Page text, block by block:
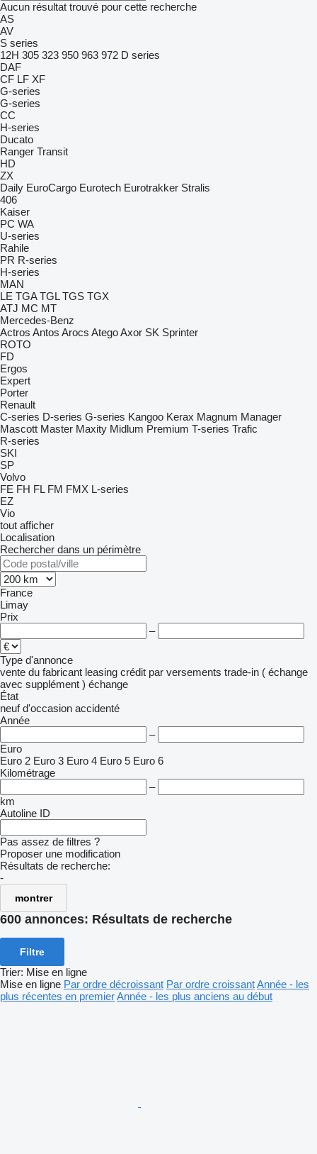
Aucun résultat trouvé pour cette recherche
AS
AV
S series
12H 305 323 950 963 972 D series
DAF
CF LF XF
G-series
G-series
CC
H-series
Ducato
Ranger Transit
HD
ZX
Daily EuroCargo Eurotech Eurotrakker Stralis
406
Kaiser
PC WA
U-series
Rahile
PR R-series
H-series
MAN
LE TGA TGL TGS TGX
ATJ MC MT
Mercedes-Benz
Actros Antos Arocs AtegoAxor SK Sprinter
ROTO
FD
Ergos
Expert
Porter
Renault
C-series D-series G-series Kangoo Kerax Magnum Manager
Mascott Master Maxity Midlum Premium T-series Trafic
R-series
SKI
SP
Volvo
FE FH FL FM FMX L-series
EZ
Vio
tout afficher
Localisation
Rechercher dans un périmètre
France
Limay
Prix
–
Type d'annonce
vente du fabricant leasing crédit par versements trade-in ( échange
avec supplément ) échange
État
neuf d'occasion accidenté
Année
–
Euro
Euro 2 Euro 3 Euro 4 Euro 5 Euro 6
Kilométrage
–
km
Autoline ID
Pas assez de filtres ?
Proposer une modification
Résultats de recherche:
-
montrer
600 annonces: Résultats de recherche
Filtre
Trier: Mise en ligne
Mise en ligne Par ordre décroissant Par ordre croissantAnnée - les
plus récentes en premierAnnée - les plus anciens au début